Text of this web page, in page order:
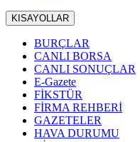
KISAYOLLAR
BURÇLAR
CANLI BORSA
CANLI SONUÇLAR
E-Gazete
FİKSTÜR
FİRMA REHBERİ
GAZETELER
HAVA DURUMU